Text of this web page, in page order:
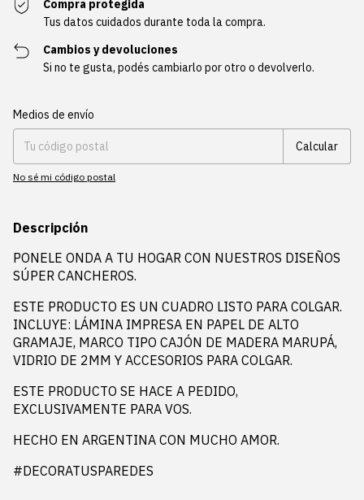
Compra protegida
Tus datos cuidados durante toda la compra.
Cambios y devoluciones
Si no te gusta, podés cambiarlo por otro o devolverlo.
Entregas para el CP:
Medios de envío
Calcular
No sé mi código postal
Descripción
PONELE ONDA A TU HOGAR CON NUESTROS DISEÑOS
SÚPER CANCHEROS.
ESTE PRODUCTO ES UN CUADRO LISTO PARA COLGAR.
INCLUYE: LÁMINA IMPRESA EN PAPEL DE ALTO
GRAMAJE, MARCO TIPO CAJÓN DE MADERA MARUPÁ,
VIDRIO DE 2MM Y ACCESORIOS PARA COLGAR.
ESTE PRODUCTO SE HACE A PEDIDO,
EXCLUSIVAMENTE PARA VOS.
HECHO EN ARGENTINA CON MUCHO AMOR.
#DECORATUSPAREDES